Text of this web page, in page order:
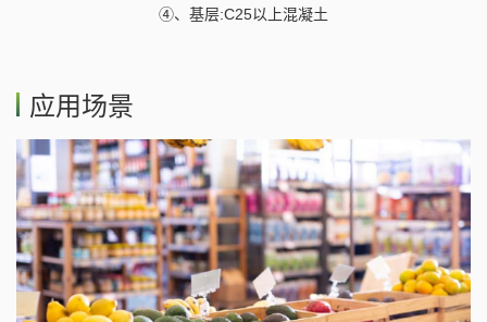
④、基层:C25以上混凝土
应用场景